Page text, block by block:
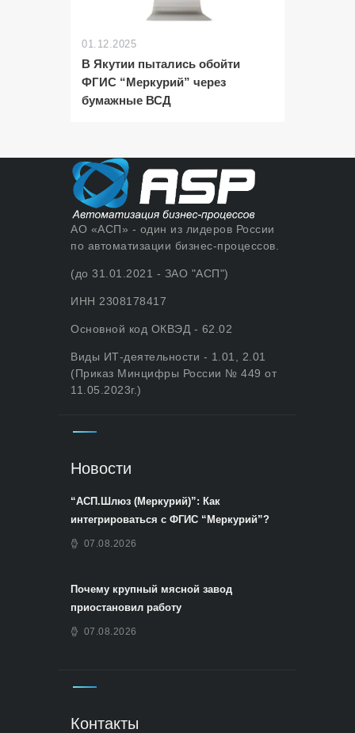
01.12.2025
В Якутии пытались обойти
ФГИС “Меркурий” через
бумажные ВСД
АО «АСП» - один из лидеров России
по автоматизации бизнес-процессов.
(до 31.01.2021 - ЗАО "АСП")
ИНН 2308178417
Основной код ОКВЭД - 62.02
Виды ИТ-деятельности - 1.01, 2.01
(Приказ Минцифры России № 449 от
11.05.2023г.)
Новости
“АСП.Шлюз (Меркурий)”: Как
интегрироваться с ФГИС “Меркурий”?
07.08.2026
Почему крупный мясной завод
приостановил работу
07.08.2026
Контакты